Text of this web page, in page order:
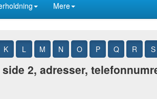
Mere
K L M N O P Q R S
2, adresser,